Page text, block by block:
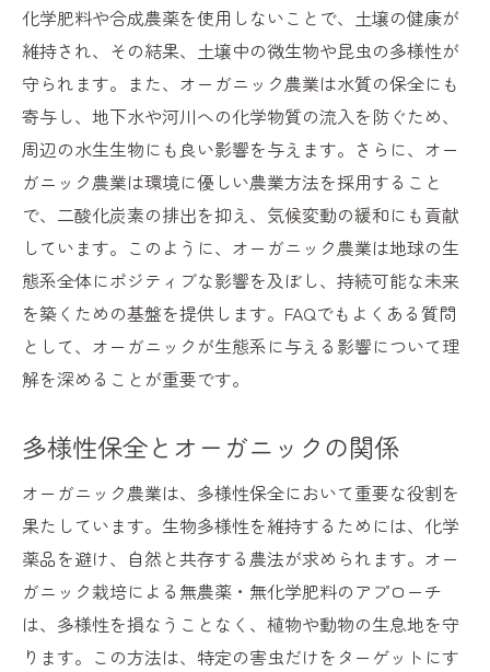
化学肥料や合成農薬を使用しないことで、土壌の健康が
維持され、その結果、土壌中の微生物や昆虫の多様性が
守られます。また、オーガニック農業は水質の保全にも
寄与し、地下水や河川への化学物質の流入を防ぐため、
周辺の水生生物にも良い影響を与えます。さらに、オー
ガニック農業は環境に優しい農業方法を採用すること
で、二酸化炭素の排出を抑え、気候変動の緩和にも貢献
しています。このように、オーガニック農業は地球の生
態系全体にポジティブな影響を及ぼし、持続可能な未来
を築くための基盤を提供します。FAQでもよくある質問
として、オーガニックが生態系に与える影響について理
解を深めることが重要です。
多様性保全とオーガニックの関係
オーガニック農業は、多様性保全において重要な役割を
果たしています。生物多様性を維持するためには、化学
薬品を避け、自然と共存する農法が求められます。オー
ガニック栽培による無農薬・無化学肥料のアプローチ
は、多様性を損なうことなく、植物や動物の生息地を守
ります。この方法は、特定の害虫だけをターゲットにす